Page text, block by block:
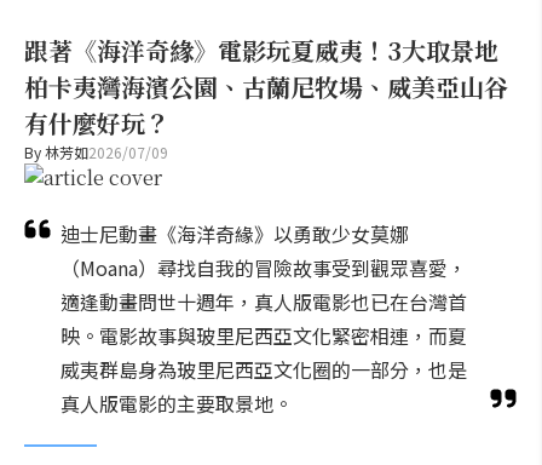
跟著《海洋奇緣》電影玩夏威夷！3大取景地
柏卡夷灣海濱公園、古蘭尼牧場、威美亞山谷
有什麼好玩？
By林芳如2026/07/09
迪士尼動畫《海洋奇緣》以勇敢少女莫娜
（Moana）尋找自我的冒險故事受到觀眾喜愛，
適逢動畫問世十週年，真人版電影也已在台灣首
映。電影故事與玻里尼西亞文化緊密相連，而夏
威夷群島身為玻里尼西亞文化圈的一部分，也是
真人版電影的主要取景地。